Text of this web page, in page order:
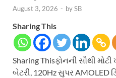
August 3, 2026 - bySB
Sharing This
Sharing Thisફોનની સૌથી
બેટરી, 120Hz સુપર AMOLED